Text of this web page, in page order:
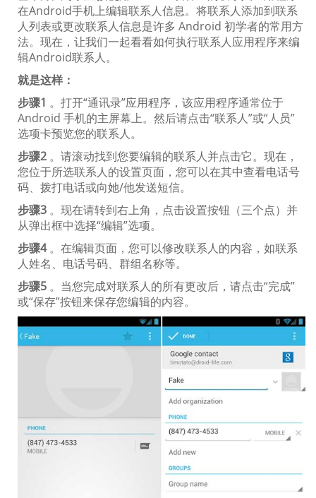
在Android手机上编辑联系人信息。将联系人添加到联系
人列表或更改联系人信息是许多 Android 初学者的常用方
法。现在，让我们一起看看如何执行联系人应用程序来编
辑Android联系人。
就是这样：
步骤1 。打开“通讯录”应用程序，该应用程序通常位于
Android 手机的主屏幕上。然后请点击“联系人”或“人员”
选项卡预览您的联系人。
步骤2 。请滚动找到您要编辑的联系人并点击它。现在，
您位于所选联系人的设置页面，您可以在其中查看电话号
码、拨打电话或向她/他发送短信。
步骤3 。现在请转到右上角，点击设置按钮（三个点）并
从弹出框中选择“编辑”选项。
步骤4。在编辑页面，您可以修改联系人的内容，如联系
人姓名、电话号码、群组名称等。
步骤5 。当您完成对联系人的所有更改后，请点击“完成”
或“保存”按钮来保存您编辑的内容。